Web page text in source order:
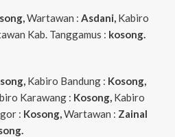
Wartawan : Asdani, Kabiro
Kab. Tanggamus : kosong.
Kabiro Bandung : Kosong,
Karawang : Kosong, Kabiro
: Kosong, Wartawan : Zainal